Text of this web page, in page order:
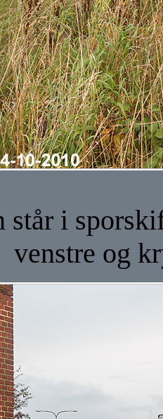
står i
venstre og